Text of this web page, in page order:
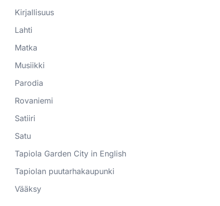
Kirjallisuus
Lahti
Matka
Musiikki
Parodia
Rovaniemi
Satiiri
Satu
Tapiola Garden City in English
Tapiolan puutarhakaupunki
Vääksy